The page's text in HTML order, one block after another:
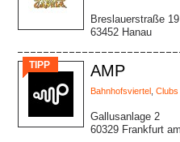
Breslauerstraße 19
63452 Hanau
TIPP AMP
Bahnhofsviertel Clubs
Gallusanlage 2
60329 Frankfurt